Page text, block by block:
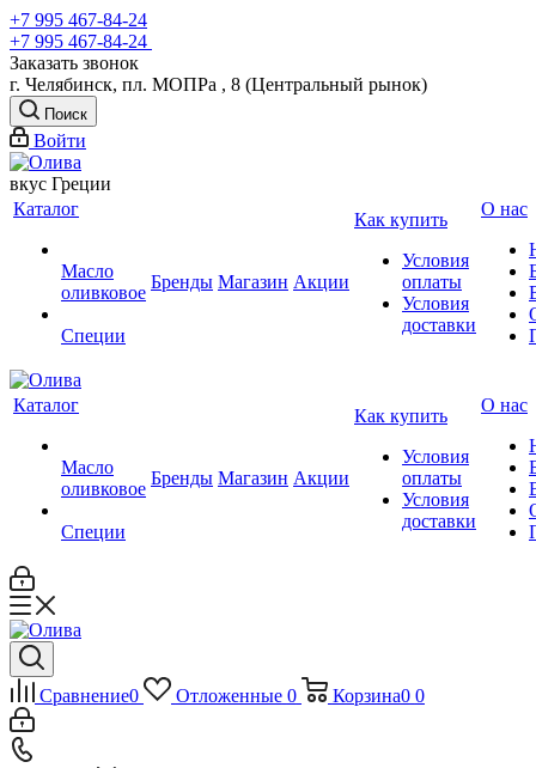
+7 995 467‑84‑24
+7 995 467‑84‑24
Заказать звонок
г. Челябинск, пл. МОПРа , 8 (Центральный рынок)
Поиск
Войти
вкус Греции
Каталог
Масло
оливковое
Специи
Бренды Магазин Акции
Как купить
Условия
оплаты
Условия
доставки
О нас
Каталог
Масло
оливковое
Специи
Бренды Магазин Акции
Как купить
Условия
оплаты
Условия
доставки
О нас
Сравнение0 Отложенные 0 Корзина0 0